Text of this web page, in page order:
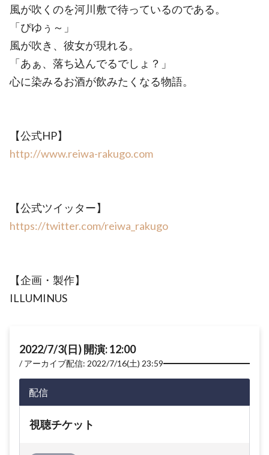
風が吹くのを河川敷で待っているのである。
「ぴゆぅ～」
風が吹き、彼女が現れる。
「あぁ、落ち込んでるでしょ？」
心に染みるお酒が飲みたくなる物語。
【公式HP】
http://www.reiwa-rakugo.com
【公式ツイッター】
https://twitter.com/reiwa_rakugo
【企画・製作】
ILLUMINUS
2022/7/3(日) 開演: 12:00
アーカイブ配信: 2022/7/16(土) 23:59
配信
視聴チケット